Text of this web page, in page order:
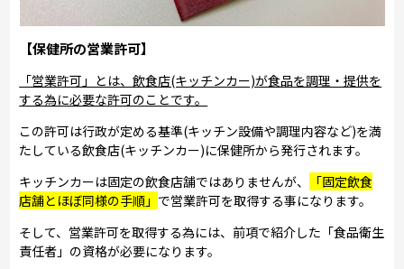
【保健所の営業許可】
「営業許可」とは、飲食店(キッチンカー)が食品を調理・提供を
する為に必要な許可のことです。
この許可は行政が定める基準(キッチン設備や調理内容など)を満
たしている飲食店(キッチンカー)に保健所から発行されます。
キッチンカーは固定の飲食店舗ではありませんが、
「固定飲食
店舗とほぼ同様の手順」 で営業許可を取得する事になります。
そして、営業許可を取得する為には、前項で紹介した「食品衛生
責任者」の資格が必要になります。